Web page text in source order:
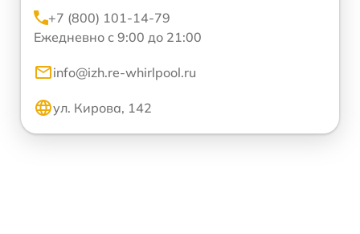
+7 (800) 101-14-79
Ежедневно с 9:00 до 21:00
info@izh.re-whirlpool.ru
ул. Кирова, 142